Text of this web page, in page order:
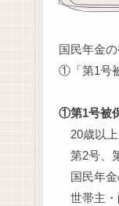
国民年金
①「第1号
①第1号被
20歳以上
第2号、
国民年金
世帯主・